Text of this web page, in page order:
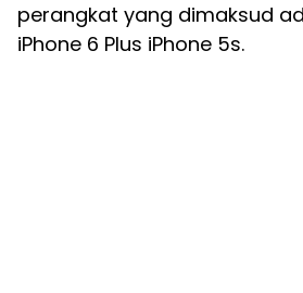
perangkat yang dimaksud
iPhone 6 Plus iPhone 5s.